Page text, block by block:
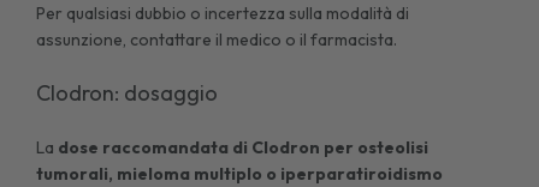
Per qualsiasi dubbio o incertezza sulla modalità di
assunzione, contattare il medico o il farmacista.
Clodron: dosaggio
La dose raccomandata di Clodron per osteolisi
tumorali, mieloma multiplo o iperparatiroidismo